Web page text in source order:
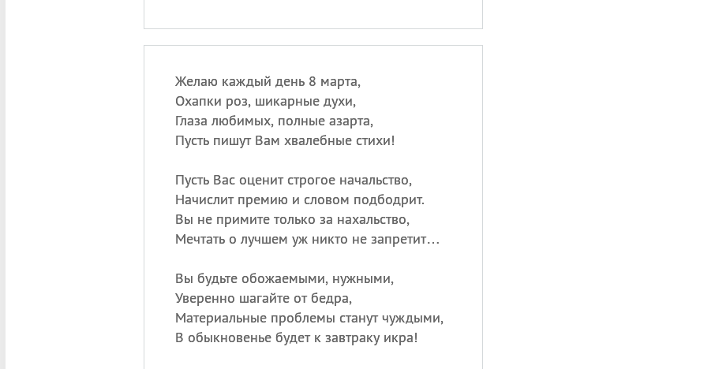
Желаю каждый день 8 марта,
Охапки роз, шикарные духи,
Глаза любимых, полные азарта,
Пусть пишут Вам хвалебные стихи!
Пусть Вас оценит строгое начальство,
Начислит премию и словом подбодрит.
Вы не примите только за нахальство,
Мечтать о лучшем уж никто не запретит…
Вы будьте обожаемыми, нужными,
Уверенно шагайте от бедра,
Материальные проблемы станут чуждыми,
В обыкновенье будет к завтраку икра!